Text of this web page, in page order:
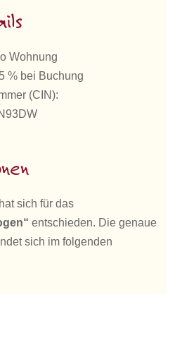
Wohnung
% bei Buchung
(CIN):
sich für das
entschieden. Die genaue
sich im folgenden